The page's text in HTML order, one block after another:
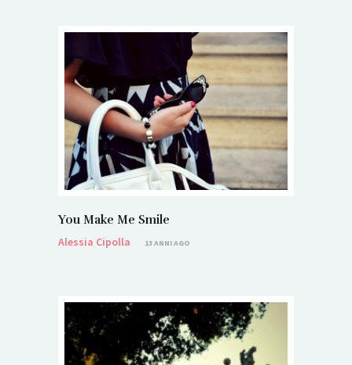
You Make Me Smile
Alessia Cipolla
13 ANNI AGO